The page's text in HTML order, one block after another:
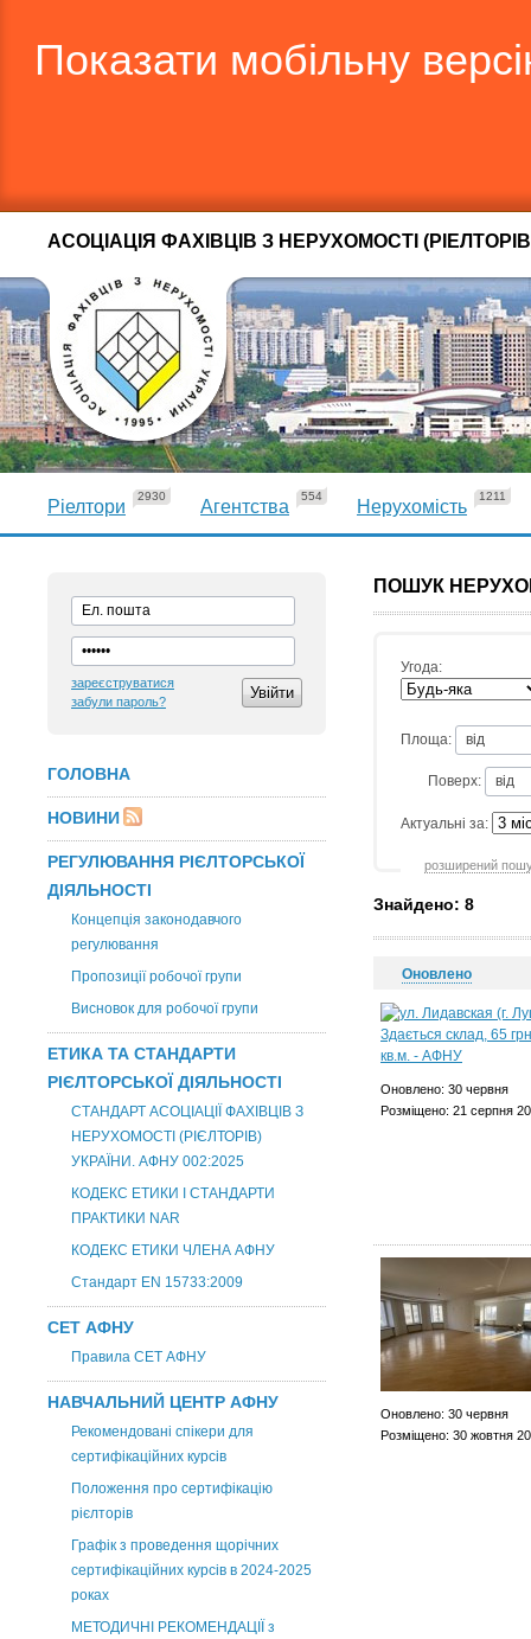
Показати мобільну
АСОЦІАЦІЯ ФАХІВЦІВ З НЕРУХОМОСТІ
Ріелтори
2930
Агентства
554
Нерухомість
1211
зареєструватися
забули пароль?
ГОЛОВНА
НОВИНИ
РЕГУЛЮВАННЯ РІЄЛТОРСЬКОЇ
ДІЯЛЬНОСТІ
Концепція законодавчого
регулювання
Пропозиції робочої групи
Висновок для робочої групи
ЕТИКА ТА СТАНДАРТИ
РІЄЛТОРСЬКОЇ ДІЯЛЬНОСТІ
СТАНДАРТ АСОЦІАЦІЇ ФАХІВЦІВ З
НЕРУХОМОСТІ (РІЄЛТОРІВ)
УКРАЇНИ. АФНУ 002:2025
КОДЕКС ЕТИКИ І СТАНДАРТИ
ПРАКТИКИ NAR
КОДЕКС ЕТИКИ ЧЛЕНА АФНУ
Стандарт EN 15733:2009
СЕТ АФНУ
Правила СЕТ АФНУ
НАВЧАЛЬНИЙ ЦЕНТР АФНУ
Рекомендовані спікери для
сертифікаційних курсів
Положення про сертифікацію
рієлторів
Графік з проведення щорічних
сертифікаційних курсів в 2024-2025
роках
МЕТОДИЧНІ РЕКОМЕНДАЦІЇ з
ПОШУК
Угода:
Площа:
Поверх:
Актуальні за:
розширений
Знайдено: 8
Оновлено
Оновлено: 30 червня
Розміщено: 21 серпня
Оновлено: 30 червня
Розміщено: 30 жовтня